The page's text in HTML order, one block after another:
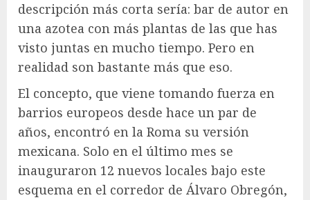
descripción más corta sería: bar de autor en
una azotea con más plantas de las que has
visto juntas en mucho tiempo. Pero en
realidad son bastante más que eso.
El concepto, que viene tomando fuerza en
barrios europeos desde hace un par de
años, encontró en la Roma su versión
mexicana. Solo en el último mes se
inauguraron 12 nuevos locales bajo este
esquema en el corredor de Álvaro Obregón,